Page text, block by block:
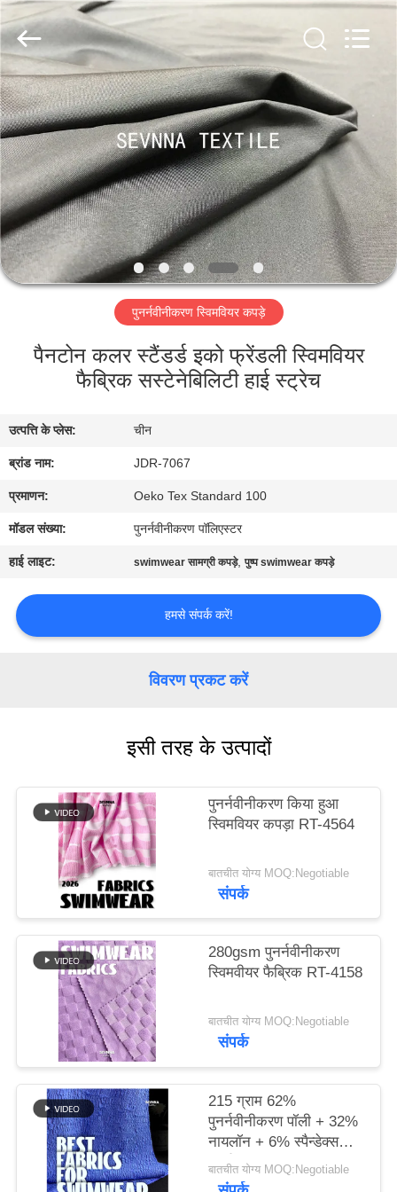
घर
उत्पादों
वीआर
दिखाएँ
हमारे
भ्रमण
गुणवत्ता
नियंत्रण
करें
साइटमैप
PRIVACY
POLICY
2026
SEVNNA
TEXTILE.
Rights
Reserved.
पुनर्नवीनीकरण स्विमवियर कपड़े
पैनटोन कलर स्टैंडर्ड इको फ्रेंडली स्विमवियर
फैब्रिक सस्टेनेबिलिटी हाई स्ट्रेच
उत्पत्ति के प्लेस: चीन
ब्रांड नाम: JDR-7067
प्रमाणन: Oeko Tex Standard 100
मॉडल संख्या: पुनर्नवीनीकरण पॉलिएस्टर
हाई लाइट: swimwear सामग्री कपड़े,पुष्प swimwear कपड़े
हमसे संपर्क करें!
विवरण प्रकट करें
इसी तरह के उत्पादों
पुनर्नवीनीकरण किया हुआ
स्विमवियर कपड़ा RT-4564
बातचीत योग्य MOQ:Negotiable
संपर्क
280gsm पुनर्नवीनीकरण
स्विमवीयर फैब्रिक RT-4158
बातचीत योग्य MOQ:Negotiable
संपर्क
215 ग्राम 62%
पुनर्नवीनीकरण पॉली + 32%
नायलॉन + 6% स्पैन्डेक्स
पुनर्नवीनीकरण स्विमवियर
कपड़े RT-4646
बातचीत योग्य MOQ:Negotiable